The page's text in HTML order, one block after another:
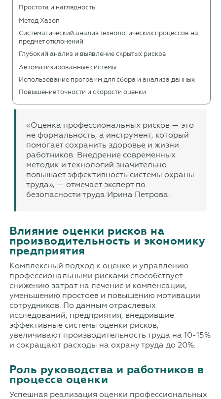
Простота и наглядность
Метод Хазоп
Систематический анализ технологических процессов на
предмет отклонений
Глубокий анализ и выявление скрытых рисков
Автоматизированные системы
Использование программ для сбора и анализа данных
Повышение точности и скорости оценки
«Оценка профессиональных рисков — это
не формальность, а инструмент, который
помогает сохранить здоровье и жизни
работников. Внедрение современных
методик и технологий значительно
повышает эффективность системы охраны
труда», — отмечает эксперт по
безопасности труда Ирина Петрова.
Влияние оценки рисков на
производительность и экономику
предприятия
Комплексный подход к оценке и управлению
профессиональными рисками способствует
снижению затрат на лечение и компенсации,
уменьшению простоев и повышению мотивации
сотрудников. По данным отраслевых
исследований, предприятия, внедрившие
эффективные системы оценки рисков,
увеличивают производительность труда на 10-15%
и сокращают расходы на охрану труда до 20%.
Роль руководства и работников в
процессе оценки
Успешная реализация оценки профессиональных